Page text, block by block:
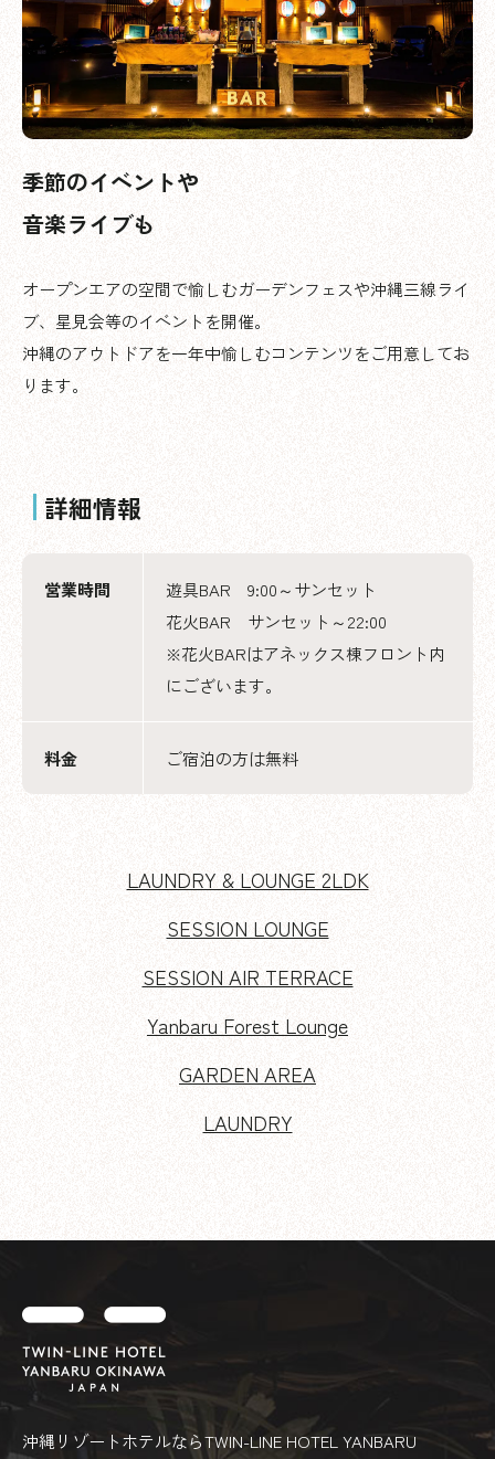
季節のイベントや
音楽ライブも
オープンエアの空間で愉しむガーデンフェスや沖縄三線ライ
ブ、星見会等のイベントを開催。
沖縄のアウトドアを一年中愉しむコンテンツをご用意してお
ります。
詳細情報
営業時間
遊具BAR 9:00～サンセット
花火BAR サンセット～22:00
※花火BARはアネックス棟フロント内
にございます。
料金 ご宿泊の方は無料
LAUNDRY & LOUNGE 2LDK
SESSION LOUNGE
SESSION AIR TERRACE
Yanbaru Forest Lounge
GARDEN AREA
LAUNDRY
沖縄リゾートホテルならTWIN-LINE HOTEL YANBARU